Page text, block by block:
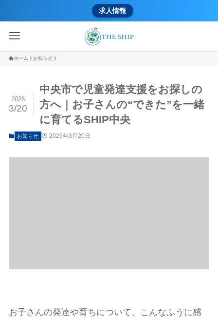
求人情報
ホーム お知らせ
中央市で児童発達支援をお探しの
方へ｜お子さんの“できた”を一緒
に育てるSHIP中央
2026
3/20
お知らせ 2026年3月20日
お子さんの発達や育ちについて、こんなふうに感